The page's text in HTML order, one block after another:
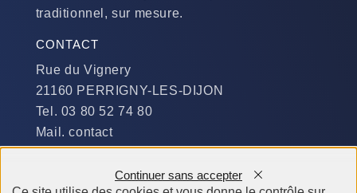
traditionnel, sur mesure.
CONTACT
Rue du Vignery
21160 PERRIGNY-LES-DIJON
Tel. 03 80 52 74 80
Mail. contact
Du Lundi au Jeudi :
Continuer sans accepter